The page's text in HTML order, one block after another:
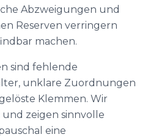
Abzweigungen und
Reserven verringern
machen.
sind fehlende
unklare Zuordnungen
Klemmen. Wir
zeigen sinnvolle
eine